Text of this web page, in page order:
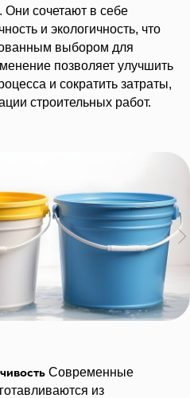
Они сочетают в себе
и экологичность, что
выбором для
позволяет улучшить
и сократить затраты,
строительных работ.
Современные
из